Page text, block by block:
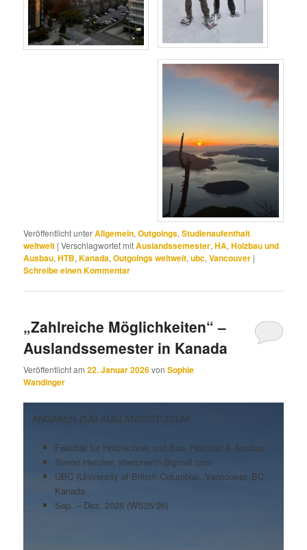
Veröffentlicht unterAllgemein,Outgoings,Studienaufenthalt
weltweit |Verschlagwortet mitAuslandssemester,HA,Holzbau und
Ausbau,HTB,Kanada,Outgoings weltweit,ubc,Vancouver |
Schreibe einen Kommentar
„Zahlreiche Möglichkeiten“ –
Auslandssemester in Kanada
Veröffentlicht am22. Januar 2026vonSophie
Wandinger
ANGABEN ZUM AUSLANDSSTUDIUM
Fakultät für Holztechnik und Bau, Holzbau & Ausbau
Simon Hercher, shercher01@gmail.com
UBC (University of British Columbia), Vancouver, BC,
Kanada
Sep. – Dez. 2025 (WS25/26)